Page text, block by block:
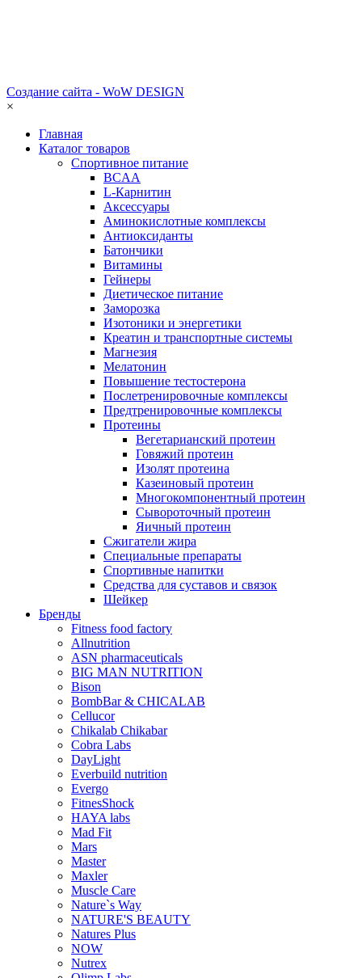
Создание сайта - WoW DESIGN
×
Главная
Каталог товаров
Спортивное питание
BCAA
L-Карнитин
Аксессуары
Аминокислотные комплексы
Антиоксиданты
Батончики
Витамины
Гейнеры
Диетическое питание
Заморозка
Изотоники и энергетики
Креатин и транспортные системы
Магнезия
Мелатонин
Повышение тестостерона
Послетренировочные комплексы
Предтренировочные комплексы
Протеины
Вегетарианский протеин
Говяжий протеин
Изолят протеина
Казеиновый протеин
Многокомпонентный протеин
Сывороточный протеин
Яичный протеин
Сжигатели жира
Специальные препараты
Спортивные напитки
Средства для суставов и связок
Шейкер
Бренды
Fitness food factory
Allnutrition
ASN pharmaceuticals
BIG MAN NUTRITION
Bison
BombBar & CHICALAB
Cellucor
Chikalab Chikabar
Cobra Labs
DayLight
Everbuild nutrition
Evergo
FitnesShock
HAYA labs
Mad Fit
Mars
Master
Maxler
Muscle Care
Nature`s Way
NATURE'S BEAUTY
Natures Plus
NOW
Nutrex